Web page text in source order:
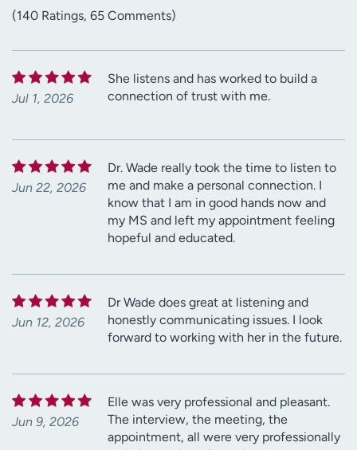
(140 Ratings, 65 Comments)
Jul 1, 2026
She listens and has worked to build a
connection of trust with me.
Jun 22, 2026
Dr. Wade really took the time to listen to
me and make a personal connection. I
know that I am in good hands now and
my MS and left my appointment feeling
hopeful and educated.
Jun 12, 2026
Dr Wade does great at listening and
honestly communicating issues. I look
forward to working with her in the future.
Jun 9, 2026
Elle was very professional and pleasant.
The interview, the meeting, the
appointment, all were very professionally